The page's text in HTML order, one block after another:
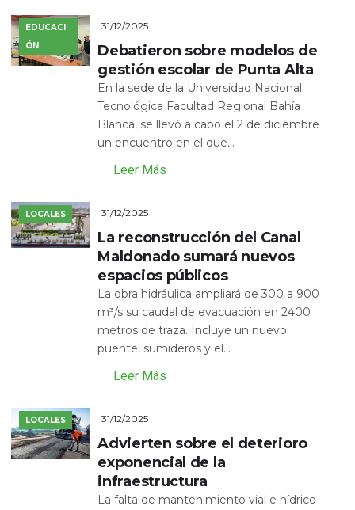
EDUCACI
ÓN
31/12/2025
Debatieron sobre modelos de
gestión escolar de Punta Alta
En la sede de la Universidad Nacional
Tecnológica Facultad Regional Bahía
Blanca, se llevó a cabo el 2 de diciembre
un encuentro en el que...
Leer Más
LOCALES 31/12/2025
La reconstrucción del Canal
Maldonado sumará nuevos
espacios públicos
La obra hidráulica ampliará de 300 a 900
m³/s su caudal de evacuación en 2400
metros de traza. Incluye un nuevo
puente, sumideros y el...
Leer Más
LOCALES 31/12/2025
Advierten sobre el deterioro
exponencial de la
infraestructura
La falta de mantenimiento vial e hídrico